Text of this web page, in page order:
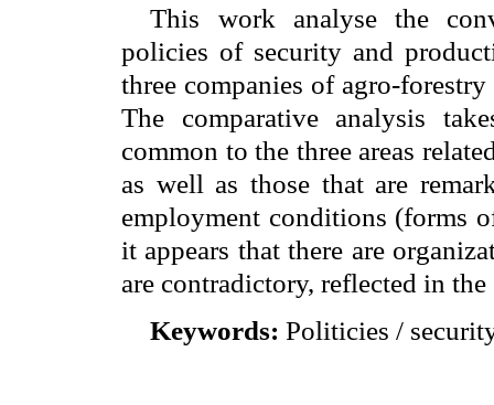
This work analyse the
policies of security and
three companies of agro-
The comparative analysis
common to the three areas
as well as those that are
employment conditions (forms
it appears that there are
are contradictory, reflected in
Keywords:Politicies /